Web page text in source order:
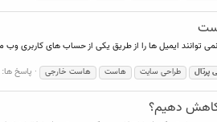
پرتال طراحی سایت هاست هاست خارجی پاسخ ها: 0
کاهش دهیم؟